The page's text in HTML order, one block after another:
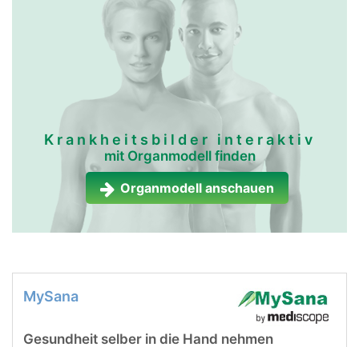
Krankheitsbilder interaktiv
mit Organmodell finden
Organmodell anschauen
MySana
Gesundheit selber in die Hand nehmen